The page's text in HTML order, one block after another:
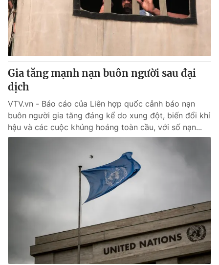
Sản phẩm
Thị trường
Tư vấn
Lịch phát sóng
Chuyên mục khác
Emagazine Podcast
Photo Infographic
Video Shorts video
VTV Thể thao
Bất động sản
Tấm lòng Việt
VTV4 Vươn mình bằng AI
Gia tăng mạnh nạn buôn người sau đại
dịch
VTV.vn - Báo cáo của Liên hợp quốc cảnh báo nạn
buôn người gia tăng đáng kể do xung đột, biến đổi khí
hậu và các cuộc khủng hoảng toàn cầu, với số nạn...